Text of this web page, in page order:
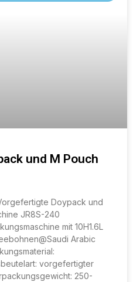
und M Pouch
Doypack und
JR8S-240
mit 10H1.6L
Arabic
vorgefertigter
250-